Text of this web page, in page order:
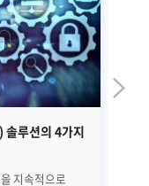
루션의 4가지
지속적으로